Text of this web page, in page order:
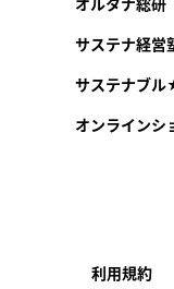
サステナ経営
サステナブ
オンラインシ
利用規約